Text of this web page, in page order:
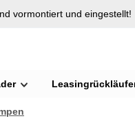
springen
vormontiert und eingestellt!